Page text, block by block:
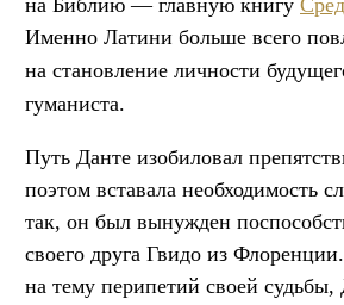
на Библию — главную книгу
Именно Латини больше всего
на становление личности буд
гуманиста.
Путь Данте изобиловал
поэтом вставала необходимость
так, он был вынужден
своего друга Гвидо из
на тему перипетий своей судьбы,